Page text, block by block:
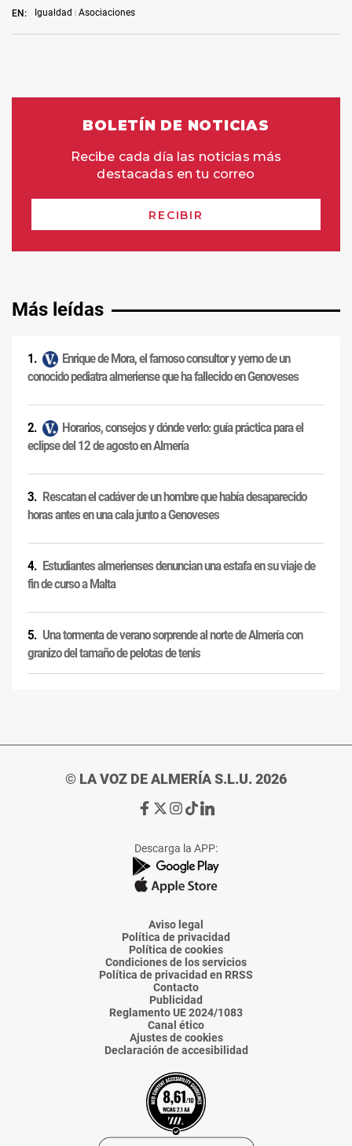
EN: Igualdad Asociaciones
Más leídas
Enrique de Mora, el famoso consultor y yerno de un
conocido pediatra almeriense que ha fallecido en Genoveses
Horarios, consejos y dónde verlo: guía práctica para el
eclipse del 12 de agosto en Almería
Rescatan el cadáver de un hombre que había desaparecido
horas antes en una cala junto a Genoveses
Estudiantes almerienses denuncian una estafa en su viaje de
fin de curso a Malta
Una tormenta de verano sorprende al norte de Almería con
granizo del tamaño de pelotas de tenis
© LA VOZ DE ALMERÍA S.L.U. 2026
Ir
de
La
Voz
Almería
Ir
de
La
Voz
Almería
Ir
de
La
Voz
Almería
Ir
de
La
Voz
Almería
Ir
de
La
Voz
Descarga la APP:
Aviso legal
Política de privacidad
Política de cookies
Condiciones de los servicios
Política de privacidad en RRSS
Contacto
Publicidad
Reglamento UE 2024/1083
Canal ético
Ajustes de cookies
Declaración de accesibilidad